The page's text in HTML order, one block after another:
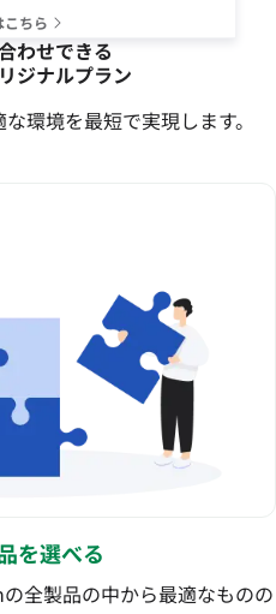
こちら
わせできる
ジナルプラン
環境を最短で実現します。
を選べる
全製品の中から最適なものの